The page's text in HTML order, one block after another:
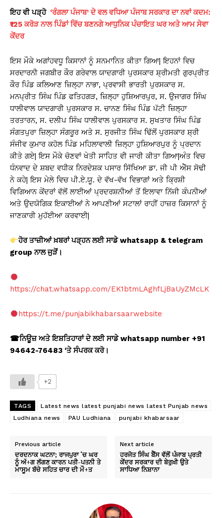
ਇਹ ਵੀ ਪੜ੍ਹੋ ‘ਰੰਗਲਾ ਪੰਜਾਬ’ ਦੇ ਵਲ ਵਧਿਆ ਪੰਜਾਬ ਸਰਕਾਰ ਦਾ ਨਵਾਂ ਕਦਮ:
₹125 ਕਰੋੜ ਨਾਲ ਪਿੰਡਾਂ ਵਿੱਚ ਬਣਨਗੇ ਆਧੁਨਿਕ ਪੰਚਾਇਤ ਘਰ ਅਤੇ ਆਮ ਸੇਵਾ
ਕੇਂਦਰ
ਇਸ ਮੌਕੇ ਅਗਾਂਹਵਧੂ ਕਿਸਾਨਾਂ ਨੂੰ ਸਨਮਾਨਿਤ ਕੀਤਾ ਗਿਆ| ਇਹਨਾਂ ਵਿਚ
ਸਰਦਾਰਨੀ ਜਗਬੀਰ ਕੌਰ ਗਰੇਵਾਲ ਯਾਦਗਾਰੀ ਪੁਰਸਕਾਰ ਸ਼੍ਰੀਮਤੀ ਗੁਰਪ੍ਰੀਤ
ਕੌਰ ਪਿੰਡ ਕਲਿਆਣ ਜ਼ਿਲ੍ਹਾ ਨਾਭਾ, ਪ੍ਰਵਾਸੀ ਭਾਰਤੀ ਪੁਰਸਕਾਰ ਸ.
ਮਨਪ੍ਰੀਤ ਸਿੰਘ ਪਿੰਡ ਫਤਿਹਗੜ, ਜ਼ਿਲ੍ਹਾ ਹੁਸ਼ਿਆਰਪੁਰ, ਸ. ਉਜਾਗਰ ਸਿੰਘ
ਧਾਲੀਵਾਲ ਯਾਦਗਾਰੀ ਪੁਰਸਕਾਰ ਸ. ਚਾਨਣ ਸਿੰਘ ਪਿੰਡ ਪੱਟੀ ਜ਼ਿਲ੍ਹਾ
ਤਰਤਾਰਨ, ਸ. ਦਲੀਪ ਸਿੰਘ ਧਾਲੀਵਾਲ ਪੁਰਸਕਾਰ ਸ. ਸੁਖਤਾਰ ਸਿੰਘ ਪਿੰਡ
ਸੰਗਤਪੁਰਾ ਜ਼ਿਲ੍ਹਾ ਸੰਗਰੂਰ ਅਤੇ ਸ. ਸੁਰਜੀਤ ਸਿੰਘ ਢਿੱਲੋਂ ਪੁਰਸਕਾਰ ਸ਼੍ਰੀ
ਸੰਜੀਵ ਕੁਮਾਰ ਕਹੋਲ ਪਿੰਡ ਮਹਿਲਾਵਾਲੀ ਜ਼ਿਲ੍ਹਾ ਹੁਸ਼ਿਆਰਪੁਰ ਨੂੰ ਪ੍ਰਦਾਨ
ਕੀਤੇ ਗਏ| ਇਸ ਮੌਕੇ ਚੋਣਵਾਂ ਖੇਤੀ ਸਾਹਿਤ ਵੀ ਜਾਰੀ ਕੀਤਾ ਗਿਆ|ਅੰਤ ਵਿਚ
ਧੰਨਵਾਦ ਦੇ ਸ਼ਬਦ ਵਧੀਕ ਨਿਰਦੇਸ਼ਕ ਪਸਾਰ ਸਿੱਖਿਆ ਡਾ. ਜੀ ਪੀ ਐੱਸ ਸੋਢੀ
ਨੇ ਕਹੇ| ਇਸ ਮੇਲੇ ਵਿਚ ਪੀ.ਏ.ਯੂ. ਦੇ ਵੱਖ-ਵੱਖ ਵਿਭਾਗਾਂ ਅਤੇ ਕ੍ਰਿਸ਼ੀ
ਵਿਗਿਆਨ ਕੇਂਦਰਾਂ ਵੱਲੋਂ ਲਾਈਆਂ ਪ੍ਰਦਰਸ਼ਨੀਆਂ ਤੋਂ ਇਲਾਵਾ ਨਿੱਜੀ ਕੰਪਨੀਆਂ
ਅਤੇ ਉਦਯੋਗਿਕ ਇਕਾਈਆਂ ਨੇ ਆਪਣੀਆਂ ਸਟਾਲਾਂ ਰਾਹੀਂ ਹਾਜ਼ਰ ਕਿਸਾਨਾਂ ਨੂੰ
ਜਾਣਕਾਰੀ ਮੁਹੱਈਆ ਕਰਵਾਈ|
ਹੋਰ ਤਾਜ਼ੀਆਂ ਖ਼ਬਰਾਂ ਪੜ੍ਹਨ ਲਈ ਸਾਡੇ whatsapp & telegram
groupਨਾਲ ਜੁੜੋਂ।
https://chat.whatsapp.com/EK1btmLAghfLjBaUyZMcLK
https://t.me/punjabikhabarsaarwebsite
☎ਨਿਊਜ਼ ਅਤੇ ਇਸ਼ਤਿਹਾਰਾਂ ਦੇ ਲਈ ਸਾਡੇ whatsapp number +91
94642-76483 ‘ਤੇ ਸੰਪਰਕ ਕਰੋ।
+2
TAGS
Latest news latest punjabi news latest Punjab news
Ludhiana news
PAU Ludhiana punjabi khabarsaar
Previous article
ਦਰਦਨਾਕ ਘਟਨਾ; ਰਾਜਪੁਰਾ ‘ਚ ਘਰ
ਨੂੰ ਅੱ+ਗ ਲੱਗਣ ਕਾਰਨ ਪਤੀ-ਪਤਨੀ ਤੇ
ਮਾਸੂਮ ਬੱਚੇ ਸਹਿਤ ਚਾਰ ਦੀ ਮੌ+ਤ
Next article
ਹਰਜੋਤ ਸਿੰਘ ਬੈਂਸ ਵੱਲੋਂ ਪੰਜਾਬ ਪ੍ਰਤੀ
ਕੇਂਦਰ ਸਰਕਾਰ ਦੀ ਬੇਰੁਖ਼ੀ ਉਤੇ
ਸਾਧਿਆ ਨਿਸ਼ਾਨਾ